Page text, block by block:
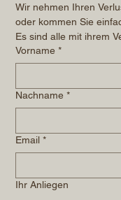
Wir nehmen Ihren
oder kommen Sie
Es sind alle mit ihrem
Vorname *
Nachname *
Email *
Ihr Anliegen